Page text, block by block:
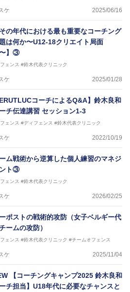
日本代表サポートコーチ
日本代表スプリングキャンプアドバイザ
ナショナルキャンプヘッドコーチ
ナショナルキャンプヘッドコーチ
年男子日本代表サポートコーチ
子日本代表アシスタントコーチ
ケ 2025/06/16
その年代における最も重要なコーチング
は何か〜U12-18クリエイト局面
】③
ェンス #鈴木代表クリニック
ケ 2025/01/28
ERUTLUCコーチによるQ&A】鈴木良和
チ伝達講習 セッション1-3
ェンス #ディフェンス #鈴木代表クリニック
ケ 2022/10/19
ム戦術から逆算した個人練習のマネジ
ト③
ェンス #鈴木代表クリニック
ケ 2026/02/25
ポストの戦術的攻防（女子ベルギー代
ームの攻防）
ェンス #鈴木代表クリニック #チームオフェンス
ケ 2025/11/04
【コーチングキャンプ2025 鈴木良和
チ担当】U18年代に必要なチャンスと